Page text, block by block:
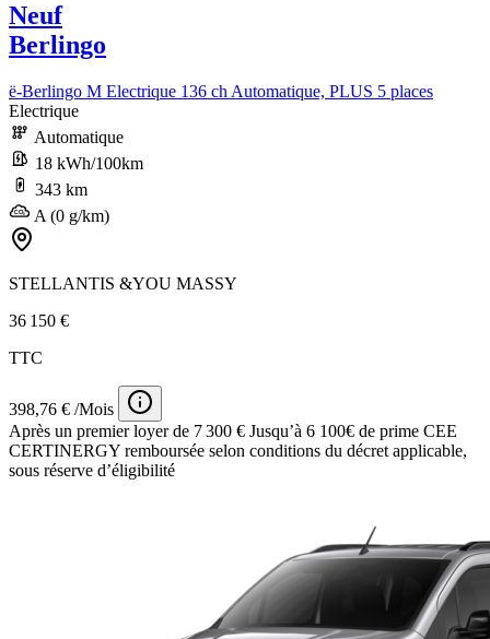
Neuf
Berlingo
ë-Berlingo M Electrique 136 ch Automatique, PLUS 5 places
Electrique
Automatique
18 kWh/100km
343 km
A (0 g/km)
STELLANTIS &YOU MASSY
36 150 €
TTC
398,76 € /Mois
Après un premier loyer de 7 300 € Jusqu’à 6 100€ de prime CEE
CERTINERGY remboursée selon conditions du décret applicable,
sous réserve d’éligibilité